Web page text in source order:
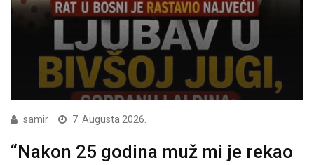
samir 7. Augusta 2026.
“Nakon 25 godina muž mi je rekao